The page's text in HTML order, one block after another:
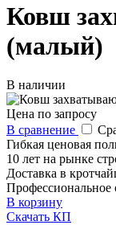
Ковш
(малый)
В наличии
Цена по запросу
В сравнение
Гибкая ценовая
10 лет на рынке
Доставка в
Профессиональное
В корзину
Скачать КП